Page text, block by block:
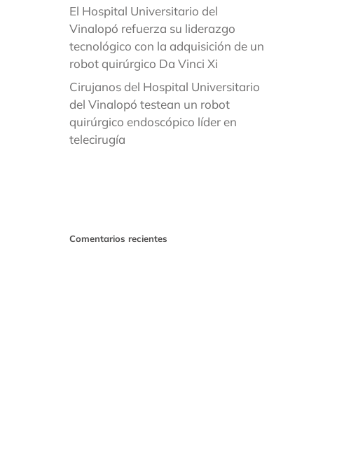
El Hospital Universitario del
Vinalopó refuerza su liderazgo
tecnológico con la adquisición de un
robot quirúrgico Da Vinci Xi
Cirujanos del Hospital Universitario
del Vinalopó testean un robot
quirúrgico endoscópico líder en
telecirugía
Comentarios recientes